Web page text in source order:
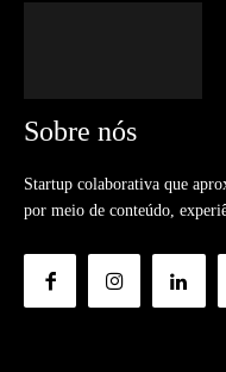
Sobre nós
Startup colaborativa que
por meio de conteúdo,